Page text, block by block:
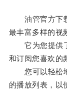
油管官方下载
最丰富多样的视
它为您提供了
和订阅您喜欢的
您可以轻松地
的播放列表，以